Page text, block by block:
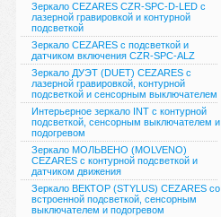
Зеркало CEZARES CZR-SPC-D-LED с
лазерной гравировкой и контурной
подсветкой
Зеркало CEZARES с подсветкой и
датчиком включения CZR-SPC-ALZ
Зеркало ДУЭТ (DUET) CEZARES с
лазерной гравировкой, контурной
подсветкой и сенсорным выключателем
Интерьерное зеркало INT с контурной
подсветкой, сенсорным выключателем и
подогревом
Зеркало МОЛЬВЕНО (MOLVENO)
CEZARES с контурной подсветкой и
датчиком движения
Зеркало ВЕКТОР (STYLUS) CEZARES со
встроенной подсветкой, сенсорным
выключателем и подогревом